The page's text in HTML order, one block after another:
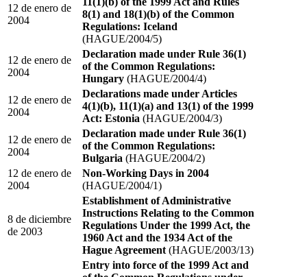
12 de enero de
2004
8(1) and 18(1)(b) of the Common
Regulations: Iceland
(HAGUE/2004/5)
12 de enero de
2004
Declaration made under Rule 36(1)
of the Common Regulations:
Hungary (HAGUE/2004/4)
12 de enero de
2004
Declarations made under Articles
4(1)(b), 11(1)(a) and 13(1) of the 1999
Act: Estonia (HAGUE/2004/3)
12 de enero de
2004
Declaration made under Rule 36(1)
of the Common Regulations:
Bulgaria (HAGUE/2004/2)
12 de enero de
2004
Non-Working Days in 2004
(HAGUE/2004/1)
8 de diciembre
de 2003
Establishment of Administrative
Instructions Relating to the Common
Regulations Under the 1999 Act, the
1960 Act and the 1934 Act of the
Hague Agreement (HAGUE/2003/13)
Entry into force of the 1999 Act and